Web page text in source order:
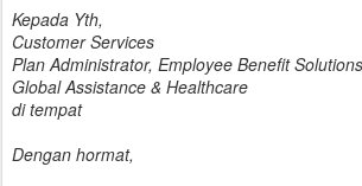
Kepada Yth,
Customer Services
Plan Administrator, Employee Benefit Solutions
Global Assistance & Healthcare
di tempat
Dengan hormat,